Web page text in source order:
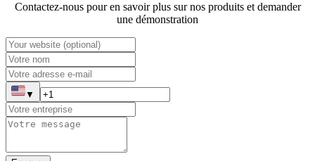
Contactez-nous pour en savoir plus sur nos produits et demander
une démonstration
▼